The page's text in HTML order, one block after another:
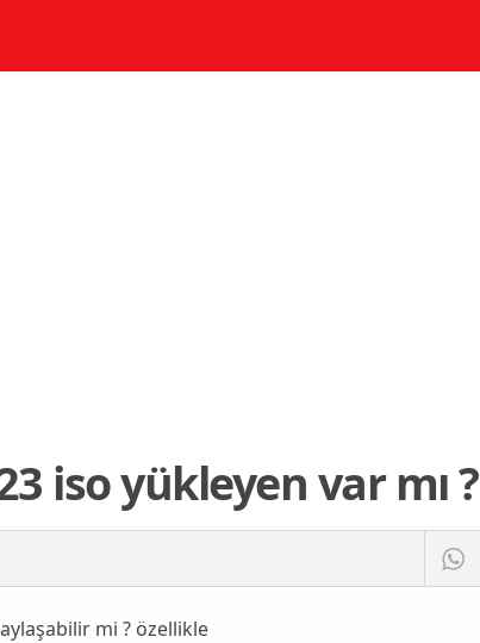
iso yükleyen var mı ?
mi ? özellikle